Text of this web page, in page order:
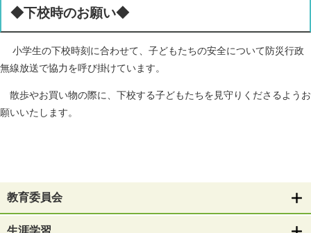
教育委員会
生涯学習
◆下校時のお願い◆
小学生の下校時刻に合わせて、子どもたちの安全について防災行政
無線放送で協力を呼び掛けています。
散歩やお買い物の際に、下校する子どもたちを見守りくださるようお
願いいたします。